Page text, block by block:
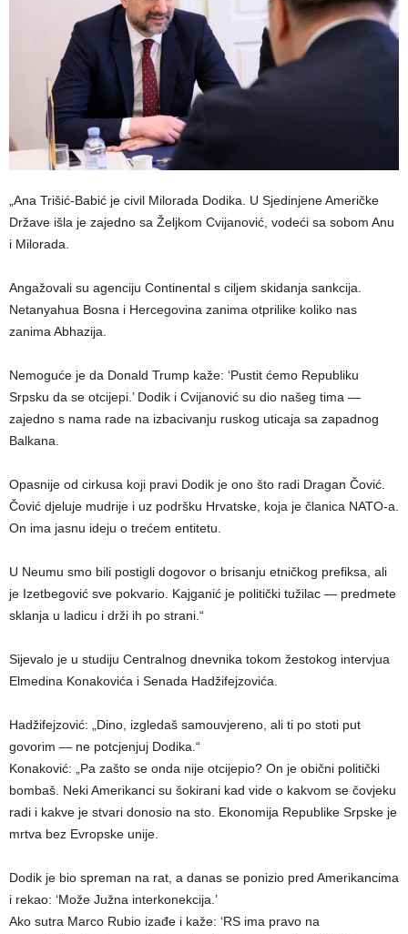
„Ana Trišić-Babić je civil Milorada Dodika. U Sjedinjene Američke
Države išla je zajedno sa Željkom Cvijanović, vodeći sa sobom Anu
i Milorada.
Angažovali su agenciju Continental s ciljem skidanja sankcija.
Netanyahua Bosna i Hercegovina zanima otprilike koliko nas
zanima Abhazija.
Nemoguće je da Donald Trump kaže: ‘Pustit ćemo Republiku
Srpsku da se otcijepi.’ Dodik i Cvijanović su dio našeg tima —
zajedno s nama rade na izbacivanju ruskog uticaja sa zapadnog
Balkana.
Opasnije od cirkusa koji pravi Dodik je ono što radi Dragan Čović.
Čović djeluje mudrije i uz podršku Hrvatske, koja je članica NATO-a.
On ima jasnu ideju o trećem entitetu.
U Neumu smo bili postigli dogovor o brisanju etničkog prefiksa, ali
je Izetbegović sve pokvario. Kajganić je politički tužilac — predmete
sklanja u ladicu i drži ih po strani.“
Sijevalo je u studiju Centralnog dnevnika tokom žestokog intervjua
Elmedina Konakovića i Senada Hadžifejzovića.
Hadžifejzović: „Dino, izgledaš samouvjereno, ali ti po stoti put
govorim — ne potcjenjuj Dodika.“
Konaković: „Pa zašto se onda nije otcijepio? On je obični politički
bombaš. Neki Amerikanci su šokirani kad vide o kakvom se čovjeku
radi i kakve je stvari donosio na sto. Ekonomija Republike Srpske je
mrtva bez Evropske unije.
Dodik je bio spreman na rat, a danas se ponizio pred Amerikancima
i rekao: ‘Može Južna interkonekcija.’
Ako sutra Marco Rubio izađe i kaže: ‘RS ima pravo na